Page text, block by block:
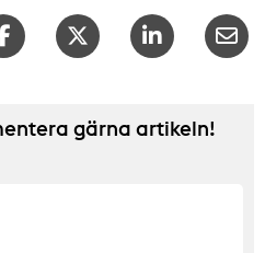
gärna artikeln!